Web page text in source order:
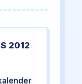
2012